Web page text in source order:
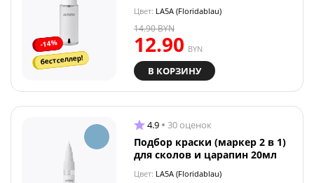
-14%
бестселлер!
Цвет: LA5A (Floridablau)
12.90 BYN
14.90BYN
В КОРЗИНУ
4.9 30 оценок
Подбор краски (маркер 2 в 1)
для сколов и царапин 20мл
Цвет: LA5A (Floridablau)